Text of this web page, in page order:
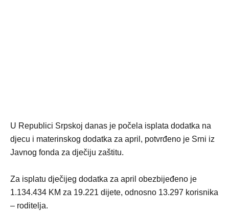
U Republici Srpskoj danas je počela isplata dodatka na
djecu i materinskog dodatka za april, potvrđeno je Srni iz
Javnog fonda za dječiju zaštitu.
Za isplatu dječijeg dodatka za april obezbijeđeno je
1.134.434 KM za 19.221 dijete, odnosno 13.297 korisnika
– roditelja.